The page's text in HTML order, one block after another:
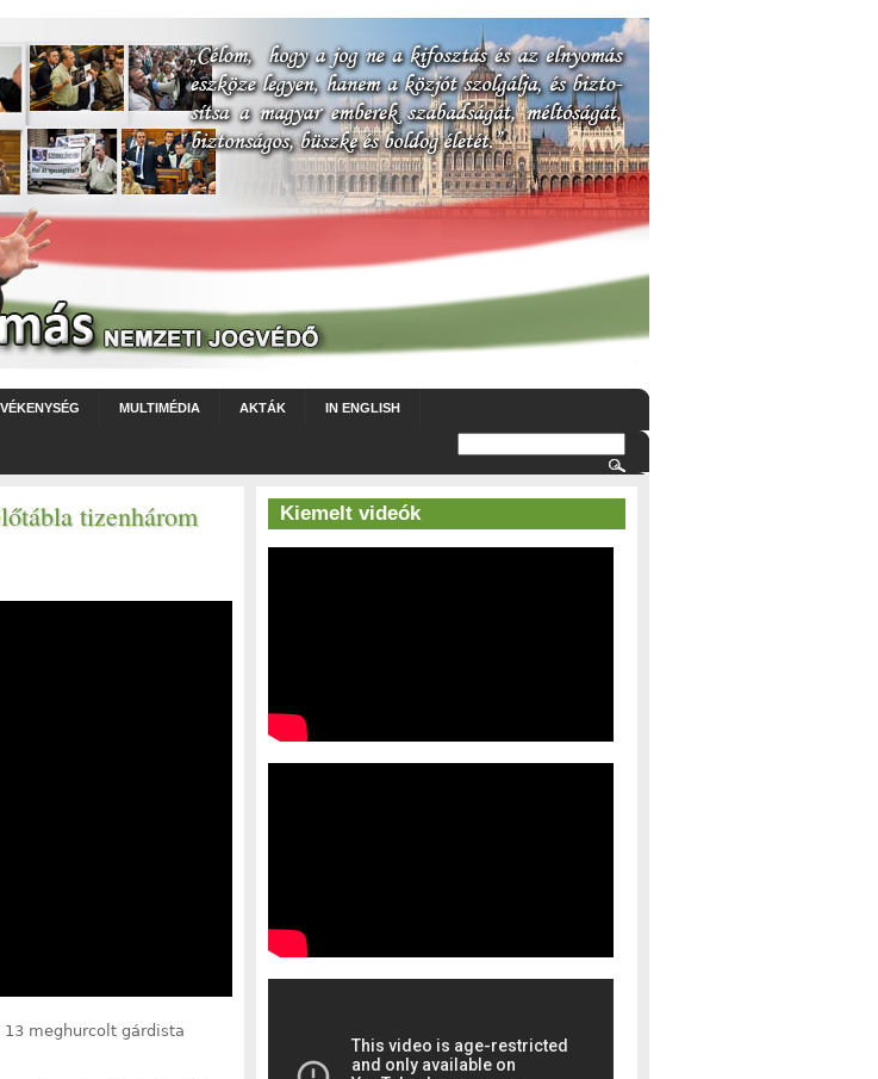
MULTIMÉDIA AKTÁK IN ENGLISH
tizenhárom
meghurcolt gárdista
Kiemelt videók